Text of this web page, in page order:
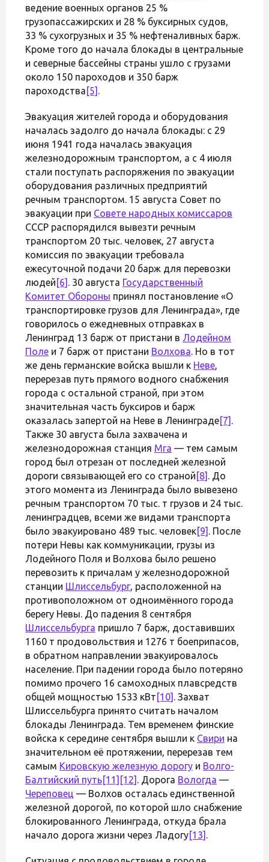
ведение военных органов 25 %
грузопассажирских и 28 % буксирных судов,
33 % сухогрузных и 35 % нефтеналивных барж.
Кроме того до начала блокады в центральные
и северные бассейны страны ушло с грузами
около 150 пароходов и 350 барж
пароходства [5] .
Эвакуация жителей города и оборудования
началась задолго до начала блокады: с 29
июня 1941 года началась эвакуация
железнодорожным транспортом, а с 4 июля
стали поступать распоряжения по эвакуации
оборудования различных предприятий
речным транспортом. 15 августа Совет по
эвакуации при Совете народных комиссаров
СССР распорядился вывезти речным
транспортом 20 тыс. человек, 27 августа
комиссия по эвакуации требовала
ежесуточной подачи 20 барж для перевозки
людей [6] . 30 августа Государственный
Комитет Обороны принял постановление «О
транспортировке грузов для Ленинграда», где
говорилось о ежедневных отправках в
Ленинград 13 барж от пристани в Лодейном
Поле и 7 барж от пристани Волхова. Но в тот
же день германские войска вышли к Неве,
перерезав путь прямого водного снабжения
города с остальной страной, при этом
значительная часть буксиров и барж
оказалась запертой на Неве в Ленинграде[7] .
Также 30 августа была захвачена и
железнодорожная станция Мга — тем самым
город был отрезан от последней железной
дороги связывающей его со страной [8] . До
этого момента из Ленинграда было вывезено
речным транспортом 70 тыс. т грузов и 24 тыс.
ленинградцев, всеми же видами транспорта
было эвакуировано 489 тыс. человек[9] . После
потери Невы как коммуникации, грузы из
Лодейного Поля и Волхова было решено
перевозить к причалам у железнодорожной
станции Шлиссельбург, расположенной на
противоположном от одноимённого города
берегу Невы. До падения 8 сентября
Шлиссельбурга пришло 7 барж, доставивших
1160 т продовольствия и 1276 т боеприпасов,
в обратном направлении эвакуировалось
население. При падении города было потеряно
помимо прочего 16 самоходных плавсредств
общей мощностью 1533 кВт [10] . Захват
Шлиссельбурга принято считать началом
блокады Ленинграда. Тем временем финские
войска к середине сентября вышли к Свири на
значительном её протяжении, перерезав тем
самым Кировскую железную дорогу и Волго-
Балтийский путь[11] [12] . Дорога Вологда —
Череповец — Волхов осталась единственной
железной дорогой, по которой шло снабжение
блокированного Ленинграда, откуда брала
начало дорога жизни через Ладогу[13] .